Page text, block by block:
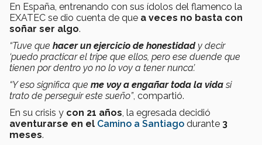
En España, entrenando con sus ídolos del flamenco la
EXATEC se dio cuenta de que a veces no basta con
soñar ser algo.
“Tuve que hacer un ejercicio de honestidady decir
‘puedo practicar el tripe que ellos, pero ese duende que
tienen por dentro yo no lo voy a tener nunca’.
“Y eso significa que me voy a engañar toda la vidasi
trato de perseguir este sueño”, compartió.
En su crisis y con 21 años , la egresada decidió
aventurarse en el Camino a Santiago durante 3
meses.